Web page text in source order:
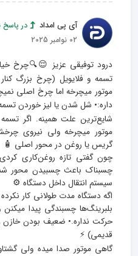
آی پی امداد
در پاسخ
02 نوامبر 2025
تسمه و فلایویل (چرخ بزرگ
موتور میچرخه اما چرخ اصلی
شایع‌ترین علت همینه. اگر
موتور میچرخه ولی نیروی
چون گفتی تازه
بلبرینگ‌ها چسبندگی پیدا
گاهی موتور صدا میده ولی